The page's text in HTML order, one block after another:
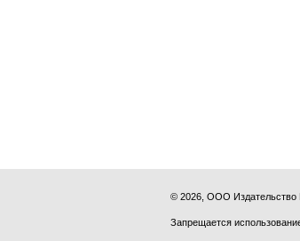
© 2026, ООО Издательство
Запрещается